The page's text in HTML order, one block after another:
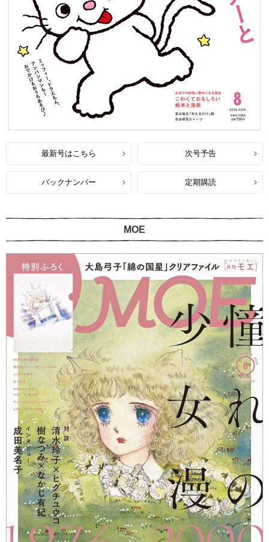
最新号はこちら 次号予告
バックナンバー 定期購読
MOE